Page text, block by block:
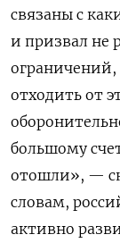
связаны с
и призвал не
ограничений,
отходить от
большому
отошли», —
словам,
активно